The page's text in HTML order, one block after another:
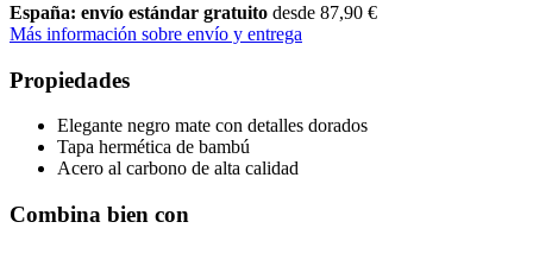
España: envío estándar gratuito desde 87,90 €
Más información sobre envío y entrega
Propiedades
Elegante negro mate con detalles dorados
Tapa hermética de bambú
Acero al carbono de alta calidad
Combina bien con